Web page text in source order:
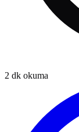
2 dk okuma